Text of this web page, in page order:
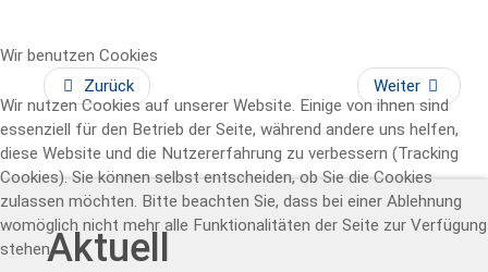
Zurück Weiter
Aktuell
Wir benutzen Cookies
Wir nutzen Cookies auf unserer Website. Einige von ihnen sind
essenziell für den Betrieb der Seite, während andere uns helfen,
diese Website und die Nutzererfahrung zu verbessern (Tracking
Cookies). Sie können selbst entscheiden, ob Sie die Cookies
zulassen möchten. Bitte beachten Sie, dass bei einer Ablehnung
womöglich nicht mehr alle Funktionalitäten der Seite zur Verfügung
stehen.